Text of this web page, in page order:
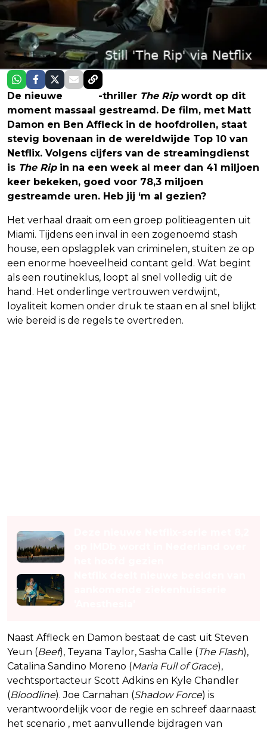
De nieuwe -thriller The Ripwordt op dit
moment massaal gestreamd. De film, met Matt
Damon en Ben Affleck in de hoofdrollen, staat
stevig bovenaan in de wereldwijde Top 10 van
Netflix. Volgens cijfers van de streamingdienst
is The Ripin na een week al meer dan 41 miljoen
keer bekeken, goed voor 78,3 miljoen
gestreamde uren. Heb jij ‘m al gezien?
Het verhaal draait om een groep politieagenten uit
Miami. Tijdens een inval in een zogenoemd stash
house, een opslagplek van criminelen, stuiten ze op
een enorme hoeveelheid contant geld. Wat begint
als een routineklus, loopt al snel volledig uit de
hand. Het onderlinge vertrouwen verdwijnt,
loyaliteit komen onder druk te staan en al snel blijkt
wie bereid is de regels te overtreden.
Naast Affleck en Damon bestaat de cast uit Steven
Yeun (Beef), Teyana Taylor, Sasha Calle (The Flash),
Catalina Sandino Moreno (Maria Full of Grace),
vechtsportacteur Scott Adkins en Kyle Chandler
(Bloodline). Joe Carnahan (Shadow Force) is
verantwoordelijk voor de regie en schreef daarnaast
het scenario , met aanvullende bijdragen van